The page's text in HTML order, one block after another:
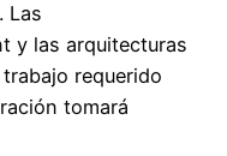
Las
y las arquitecturas
requerido
tomará